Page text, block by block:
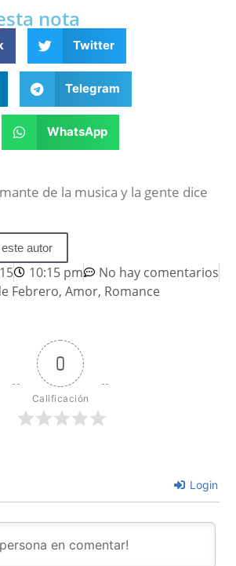
nota
Twitter
Telegram
WhatsApp
de la musica y la gente dice
autor
10:15 pm
No hay comentarios
Febrero, Amor, Romance
0
Calificación
Login